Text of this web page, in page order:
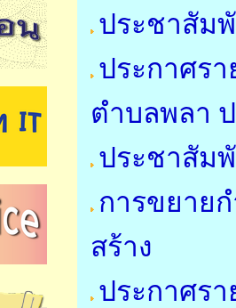
ประชาสัม
ประกาศร
ตำบลพลา
ประชาสัม
การขยาย
สร้าง
ประกาศร